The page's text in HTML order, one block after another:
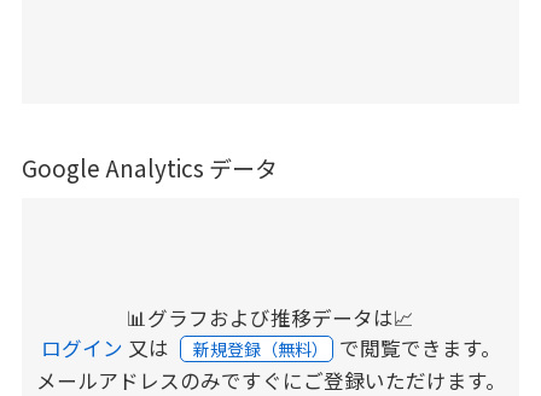
Google Analytics データ
📊グラフおよび推移データは📈
ログイン 又は 新規登録（無料） で閲覧できます。
メールアドレスのみですぐにご登録いただけます。